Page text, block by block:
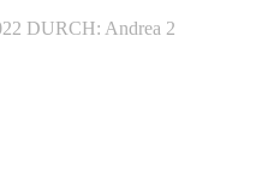
DURCH: Andrea 2